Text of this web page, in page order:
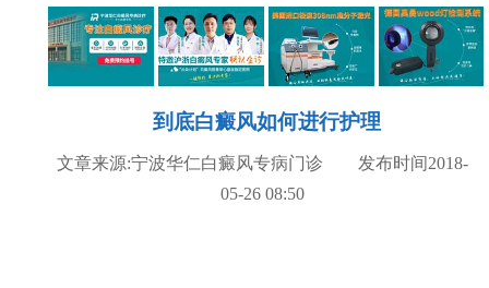
到底白癜风如何进行护理
文章来源:宁波华仁白癜风专病门诊 发布时间2018-
05-26 08:50